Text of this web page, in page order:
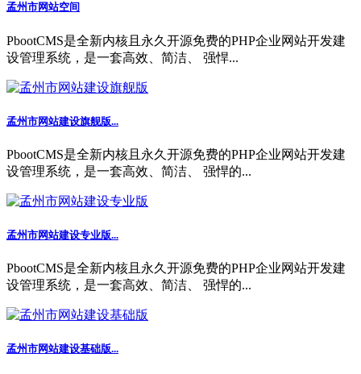
孟州市网站空间
PbootCMS是全新内核且永久开源免费的PHP企业网站开发建
设管理系统，是一套高效、简洁、 强悍...
孟州市网站建设旗舰版...
PbootCMS是全新内核且永久开源免费的PHP企业网站开发建
设管理系统，是一套高效、简洁、 强悍的...
孟州市网站建设专业版...
PbootCMS是全新内核且永久开源免费的PHP企业网站开发建
设管理系统，是一套高效、简洁、 强悍的...
孟州市网站建设基础版...